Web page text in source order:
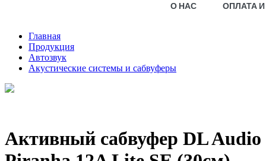
О НАС ОПЛАТА
Главная
Продукция
Автозвук
Акустические системы и сабвуферы
Активный сабвуфер DL Audio